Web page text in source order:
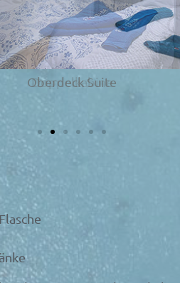
Doppelkabine